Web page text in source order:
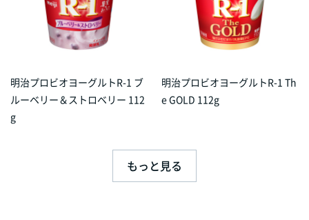
明治プロビオヨーグルトR-1 ブ
ルーベリー＆ストロベリー 112
g
明治プロビオヨーグルトR-1 Th
e GOLD 112g
もっと見る